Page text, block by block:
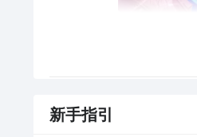
其实王牌挑战现在还处于
王牌挑战好玩吗 王牌
新手指引